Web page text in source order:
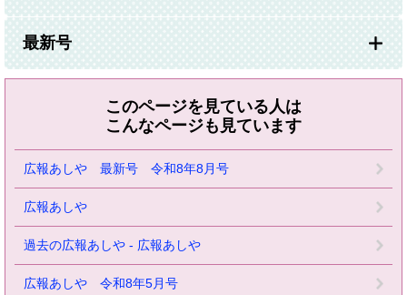
最新号
このページを見ている人は
こんなページも見ています
広報あしや 最新号 令和8年8月号
広報あしや
過去の広報あしや - 広報あしや
広報あしや 令和8年5月号